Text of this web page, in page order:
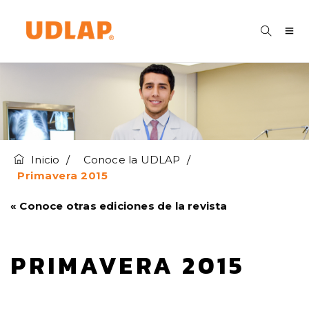
Inicio
Conoce la UDLAP
Primavera 2015
« Conoce otras ediciones de la revista
PRIMAVERA 2015